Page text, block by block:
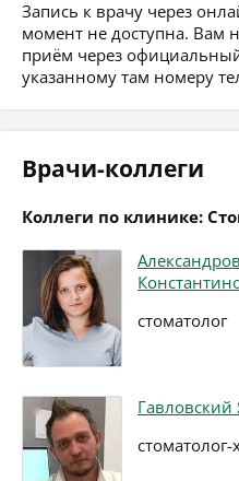
Запись к врачу через
момент не доступна. Вам
приём через
указанному там номеру
Врачи-коллеги
Коллеги по клинике:
стоматолог
Гавловский
стоматолог-